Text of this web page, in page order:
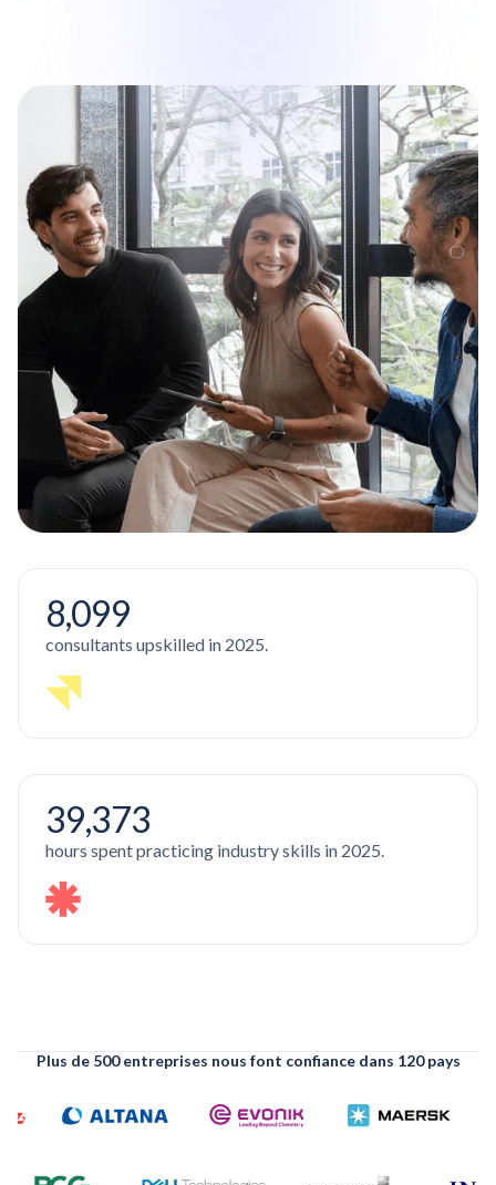
8,099
consultants upskilled in 2025.
39,373
hours spent practicing industry skills in 2025.
Plus de 500 entreprises nous font confiance dans 120 pays